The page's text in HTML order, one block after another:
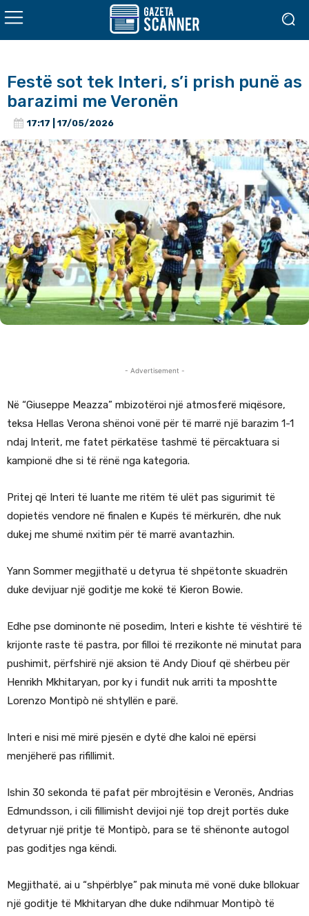
Festë sot tek Interi, s’i prish punë as
barazimi me Veronën
17:17 | 17/05/2026
- Advertisement -
Në “Giuseppe Meazza” mbizotëroi një atmosferë miqësore,
teksa Hellas Verona shënoi vonë për të marrë një barazim 1-1
ndaj Interit, me fatet përkatëse tashmë të përcaktuara si
kampionë dhe si të rënë nga kategoria.
Pritej që Interi të luante me ritëm të ulët pas sigurimit të
dopietës vendore në finalen e Kupës të mërkurën, dhe nuk
dukej me shumë nxitim për të marrë avantazhin.
Yann Sommer megjithatë u detyrua të shpëtonte skuadrën
duke devijuar një goditje me kokë të Kieron Bowie.
Edhe pse dominonte në posedim, Interi e kishte të vështirë të
krijonte raste të pastra, por filloi të rrezikonte në minutat para
pushimit, përfshirë një aksion të Andy Diouf që shërbeu për
Henrikh Mkhitaryan, por ky i fundit nuk arriti ta mposhtte
Lorenzo Montipò në shtyllën e parë.
Interi e nisi më mirë pjesën e dytë dhe kaloi në epërsi
menjëherë pas rifillimit.
Ishin 30 sekonda të pafat për mbrojtësin e Veronës, Andrias
Edmundsson, i cili fillimisht devijoi një top drejt portës duke
detyruar një pritje të Montipò, para se të shënonte autogol
pas goditjes nga këndi.
Megjithatë, ai u “shpërblye” pak minuta më vonë duke bllokuar
një goditje të Mkhitaryan dhe duke ndihmuar Montipò të